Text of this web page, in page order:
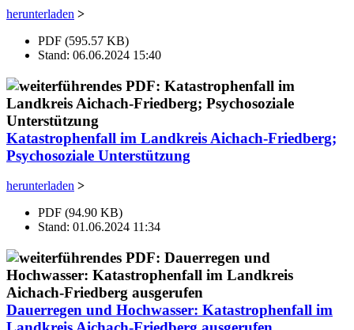
herunterladen >
PDF (595.57 KB)
Stand: 06.06.2024 15:40
Katastrophenfall im Landkreis Aichach-Friedberg;
Psychosoziale Unterstützung
herunterladen >
PDF (94.90 KB)
Stand: 01.06.2024 11:34
Dauerregen und Hochwasser: Katastrophenfall im